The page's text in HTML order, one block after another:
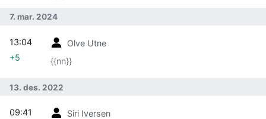
7. mar. 2024
Olve Utne
{{nn}}
13:04
+5
13. des. 2022
Siri Iversen
09:41